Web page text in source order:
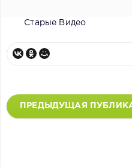
Старые Видео
ПРЕДЫДУЩАЯ